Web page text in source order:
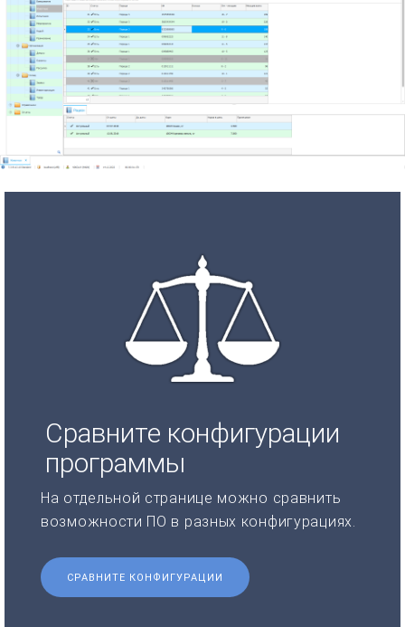
Сравните конфигурации
программы
На отдельной странице можно сравнить
возможности ПО в разных конфигурациях.
СРАВНИТЕ КОНФИГУРАЦИИ